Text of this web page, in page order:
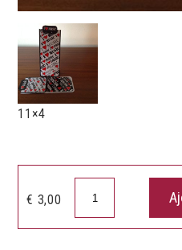
11×4
€ 3,00
Marque-